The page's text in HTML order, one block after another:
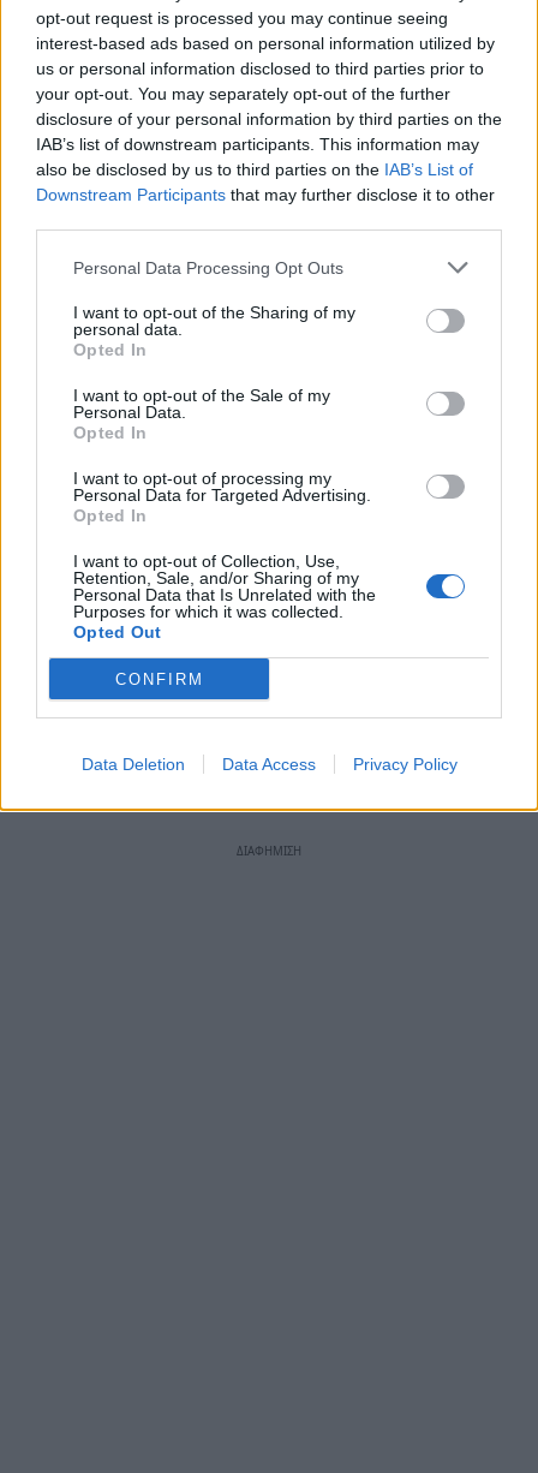
opt-out request is processed you may continue seeing
interest-based ads based on personal information utilized by
us or personal information disclosed to third parties prior to
your opt-out. You may separately opt-out of the further
disclosure of your personal information by third parties on the
IAB’s list of downstream participants. This information may
also be disclosed by us to third parties on the IAB’s List of
Downstream Participants that may further disclose it to other
Personal Data Processing Opt Outs
I want to opt-out of the Sharing of my
personal data.
Opted In
I want to opt-out of the Sale of my
Personal Data.
Opted In
I want to opt-out of processing my
Personal Data for Targeted Advertising.
Opted In
I want to opt-out of Collection, Use,
Retention, Sale, and/or Sharing of my
Personal Data that Is Unrelated with the
Purposes for which it was collected.
Opted Out
CONFIRM
Data Deletion Data Access Privacy Policy
Φωτογραφίες από τον ΄Ομιλο Αντισφαίρισης